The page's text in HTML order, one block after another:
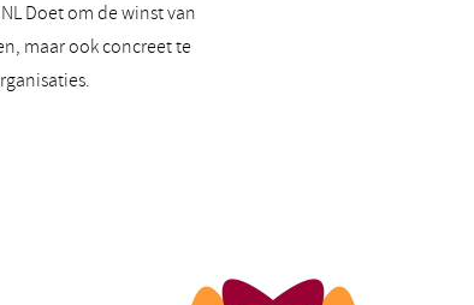
Doet om de winst van
maar ook concreet te